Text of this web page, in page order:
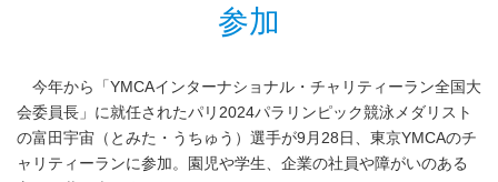
参加
今年から「YMCAインターナショナル・チャリティーラン全国大
会委員長」に就任されたパリ2024パラリンピック競泳メダリスト
の富田宇宙（とみた・うちゅう）選手が9月28日、東京YMCAのチ
ャリティーランに参加。園児や学生、企業の社員や障がいのある